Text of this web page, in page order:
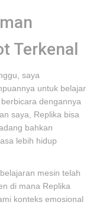
Terkenal
saya
untuk belajar
dengannya
saya, Replika bisa
bahkan
lebih hidup
mesin telah
di mana Replika
konteks emosional